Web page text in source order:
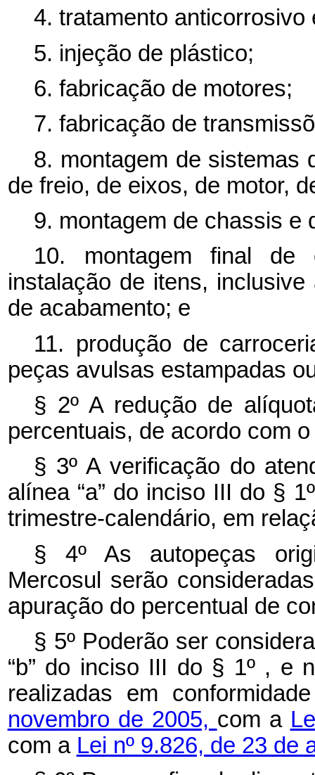
4. tratamento anticorrosivo
5. injeção de plástico;
6. fabricação de motores;
7. fabricação de
8. montagem de sistemas
de freio, de eixos, de motor,
9. montagem de chassis e
10. montagem final de
instalação de itens,
de acabamento; e
11. produção de
peças avulsas estampadas
§ 2º A redução de
percentuais, de acordo com
§ 3º A verificação do
alínea “a” do inciso III do §
trimestre-calendário, em
§ 4º As autopeças
Mercosul serão
apuração do percentual de
§ 5º Poderão ser
“b” do inciso III do § 1º , e
realizadas em
novembro de 2005, com a
com a Lei nº 9.826, de 23 de